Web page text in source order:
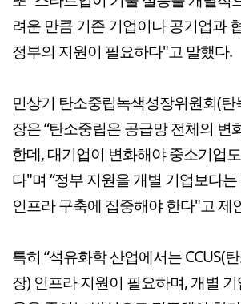
려운 만큼 기존 기업이나 공기업과
정부의 지원이 필요하다"고 말했다.
민상기 탄소중립녹색성장위원회(
장은 “탄소중립은 공급망 전체의 변
한데, 대기업이 변화해야 중소기업
다"며 “정부 지원을 개별 기업보다
인프라 구축에 집중해야 한다"고 제
특히 “석유화학 산업에서는 CCUS(탄
장) 인프라 지원이 필요하며, 개별